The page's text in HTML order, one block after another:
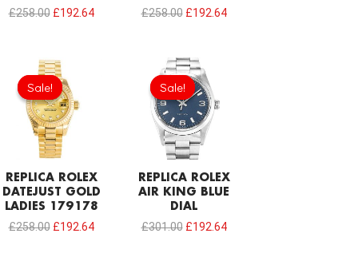
£258.00 £192.64
£258.00 £192.64
Sale!
Sale!
REPLICA ROLEX
DATEJUST GOLD
LADIES 179178
£258.00
Original
price
was:
£258.00.
£192.64
Sale!
Sale!
REPLICA ROLEX
AIR KING BLUE
DIAL
£301.00
Original
price
was:
£301.00.
£192.64